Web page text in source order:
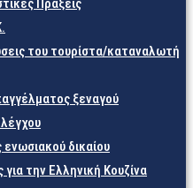
Πράξεις
του τουρίστα/καταναλωτή
ξεναγού
δικαίου
την Ελληνική Κουζίνα